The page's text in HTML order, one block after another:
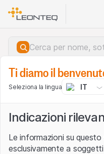
Ti diamo il
Seleziona la lingua IT
Indicazioni
Le informazioni su
esclusivamente a